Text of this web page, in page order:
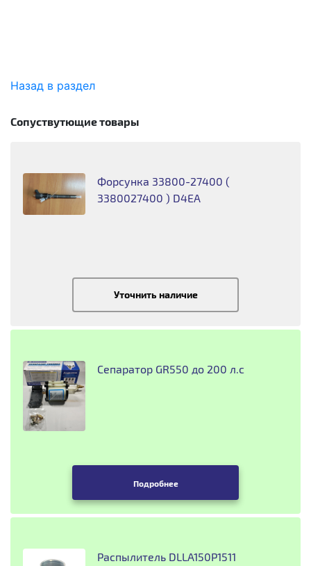
Назад в раздел
Сопуствутющие товары
Форсунка 33800-27400 (
3380027400 ) D4EA
Уточнить наличие
Сепаратор GR550 до 200 л.с
Подробнее
Распылитель DLLA150P1511